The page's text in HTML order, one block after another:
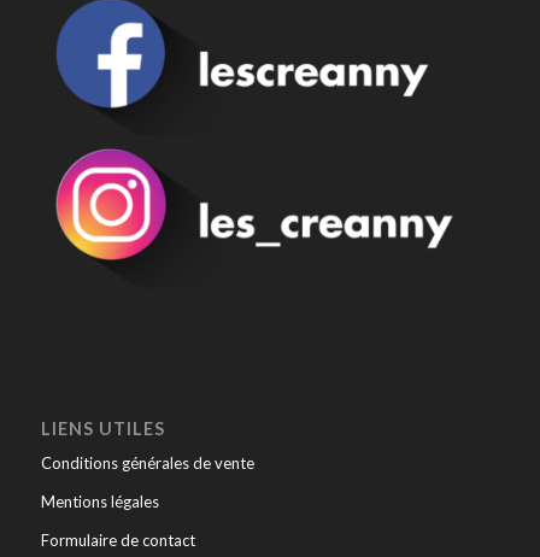
LIENS UTILES
Conditions générales de vente
Mentions légales
Formulaire de contact